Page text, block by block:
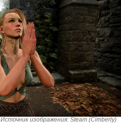
Источник изображения: Steam (Cimberly)